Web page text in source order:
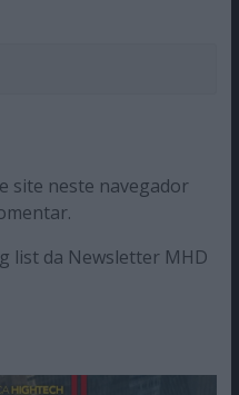
site neste navegador
list da Newsletter MHD